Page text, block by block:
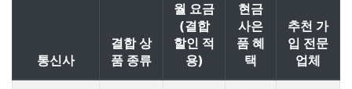
통신사
결합 상
품 종류
월 요금
(결합
할인 적
용)
현금
사은
품 혜
택
추천 가
입 전문
업체